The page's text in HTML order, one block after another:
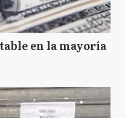
en la mayoría